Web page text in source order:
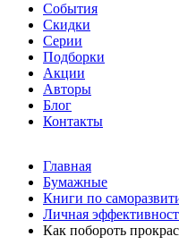
События
Скидки
Серии
Подборки
Акции
Авторы
Блог
Контакты
Главная
Бумажные
Книги по
Личная
Как побороть